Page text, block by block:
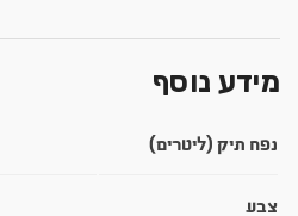
מידע נוסף
נפח תיק (ליטרים)
צבע